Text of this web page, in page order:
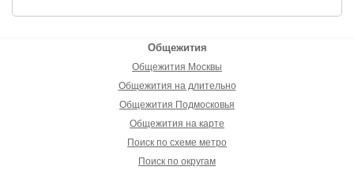
Общежития
Общежития Москвы
Общежития на длительно
Общежития Подмосковья
Общежития на карте
Поиск по схеме метро
Поиск по округам